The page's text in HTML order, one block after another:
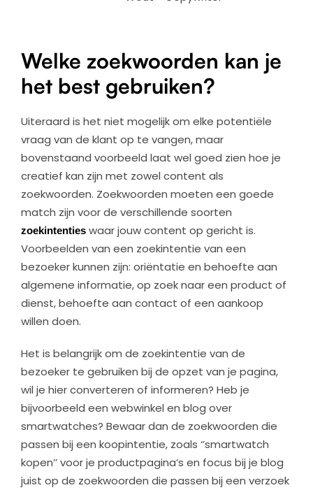
Welke zoekwoorden kan je
het best gebruiken?
Uiteraard is het niet mogelijk om elke potentiële
vraag van de klant op te vangen, maar
bovenstaand voorbeeld laat wel goed zien hoe je
creatief kan zijn met zowel content als
zoekwoorden. Zoekwoorden moeten een goede
match zijn voor de verschillende soorten
zoekintentieswaar jouw content op gericht is.
Voorbeelden van een zoekintentie van een
bezoeker kunnen zijn: oriëntatie en behoefte aan
algemene informatie, op zoek naar een product of
dienst, behoefte aan contact of een aankoop
willen doen.
Het is belangrijk om de zoekintentie van de
bezoeker te gebruiken bij de opzet van je pagina,
wil je hier converteren of informeren? Heb je
bijvoorbeeld een webwinkel en blog over
smartwatches? Bewaar dan de zoekwoorden die
passen bij een koopintentie, zoals ‘’smartwatch
kopen’’ voor je productpagina’s en focus bij je blog
juist op de zoekwoorden die passen bij een verzoek